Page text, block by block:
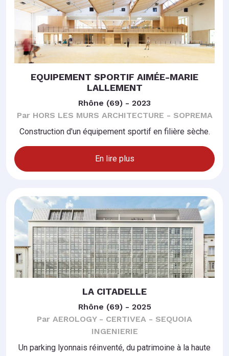
EQUIPEMENT SPORTIF AIMÉE-MARIE
LALLEMENT
Rhône (69) - 2023
Par HORS LES MURS ARCHITECTURE - SOPREMA
Construction d'un équipement sportif en filière sèche.
En lire plus
LA CITADELLE
Rhône (69) - 2025
Par AEROLOGY - CERTIVEA - SEQUOIA
INGENIERIE
Un parking lyonnais réinventé, du patrimoine à la haute